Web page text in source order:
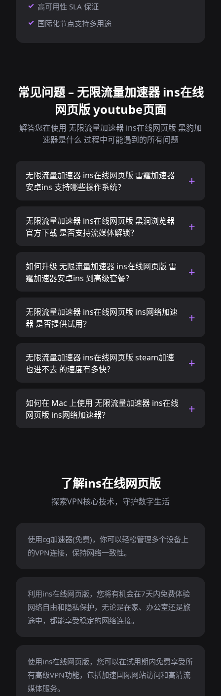
高可用性 SLA 保证
国际化节点支持多用途
常见问题 – 无限流量加速器 ins在线
网页版 youtube页面
解答您在使用 无限流量加速器 ins在线网页版 黑豹加
速器是什么 过程中可能遇到的所有问题
无限流量加速器 ins在线网页版 雷霆加速器
安卓ins 支持哪些操作系统？
无限流量加速器 ins在线网页版 黑洞浏览器
官方下载 是否支持流媒体解锁？
如何升级 无限流量加速器 ins在线网页版 雷
霆加速器安卓ins 到高级套餐？
无限流量加速器 ins在线网页版 ins网络加速
器 是否提供试用？
无限流量加速器 ins在线网页版 steam加速
也进不去 的速度有多快？
如何在 Mac 上使用 无限流量加速器 ins在线
网页版 ins网络加速器？
了解ins在线网页版
探索VPN核心技术，守护数字生活
使用cg加速器(免费)，你可以轻松管理多个设备上
的VPN连接，保持网络一致性。
利用ins在线网页版，您将有机会在7天内免费体验
网络自由和隐私保护，无论是在家、办公室还是旅
途中，都能享受稳定的网络连接。
使用ins在线网页版，您可以在试用期内免费享受所
有高级VPN功能，包括加速国际网站访问和高清流
媒体服务。